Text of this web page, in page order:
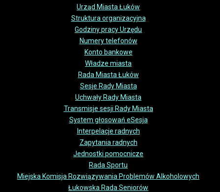
Urząd Miasta Łuków
Struktura organizacyjna
Godziny pracy Urzędu
Numery telefonów
Konto bankowe
Władze miasta
Rada Miasta Łuków
Sesje Rady Miasta
Uchwały Rady Miasta
Transmisje sesji Rady Miasta
System głosowań eSesja
Interpelacje radnych
Zapytania radnych
Jednostki pomocnicze
Rada Sportu
Miejska Komisja Rozwiązywania Problemów Alkoholowych
Łukowska Rada Seniorów